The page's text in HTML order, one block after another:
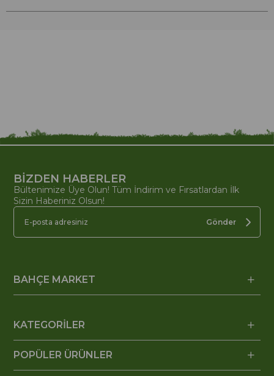
BİZDEN HABERLER
Bültenimize Üye Olun! Tüm İndirim ve Fırsatlardan İlk
Sizin Haberiniz Olsun!
Gönder
BAHÇE MARKET
KATEGORİLER
POPÜLER ÜRÜNLER